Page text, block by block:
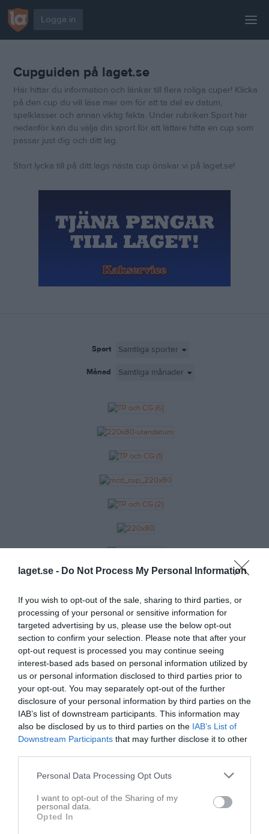
laget.se - Do Not Process My Personal Information
If you wish to opt-out of the sale, sharing to third parties, or
processing of your personal or sensitive information for
targeted advertising by us, please use the below opt-out
section to confirm your selection. Please note that after your
opt-out request is processed you may continue seeing
interest-based ads based on personal information utilized by
us or personal information disclosed to third parties prior to
your opt-out. You may separately opt-out of the further
disclosure of your personal information by third parties on the
IAB’s list of downstream participants. This information may
also be disclosed by us to third parties on the IAB’s List of
Downstream Participants that may further disclose it to other
Personal Data Processing Opt Outs
I want to opt-out of the Sharing of my
personal data.
Opted In
Logga in
Kom igång
För klubben
För gruppen
Paket & priser
Byt till oss
Support
Tjäna pengar
Annonsera
Cupguiden på laget.se
Här hittar du information och länkar till flera roliga cuper! Klicka
på den cup du vill läsa mer om för att ta del av datum,
spelklasser och annan viktig fakta. Under rubriken Sport här
nedanför kan du välja din sport för att lättare hitta en cup som
passar just dig och ditt lag.
Stort lycka till på ditt lags nästa cup önskar vi på laget.se!
Sport
Månad
NYHET: Designjustering ger ökad tydlighet i